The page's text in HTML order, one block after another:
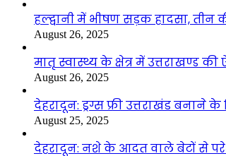
हल्द्वानी में भीषण सड़क हादसा, तीन
August 26, 2025
मातृ स्वास्थ्य के क्षेत्र में उत्तराखण्ड
August 26, 2025
देहरादून: ड्रग्स फ्री उत्तराखंड
August 25, 2025
देहरादून: नशे के आदत वाले बेटों से